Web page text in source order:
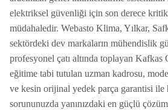
elektriksel güvenliği için son derece
müdahaledir. Webasto Klima, Yılkar,
sektördeki dev markaların mühendislik
profesyonel çatı altında toplayan
eğitime tabi tutulan uzman kadrosu,
ve kesin orijinal yedek parça garantisi
sorununuzda yanınızdaki en güçlü çözüm